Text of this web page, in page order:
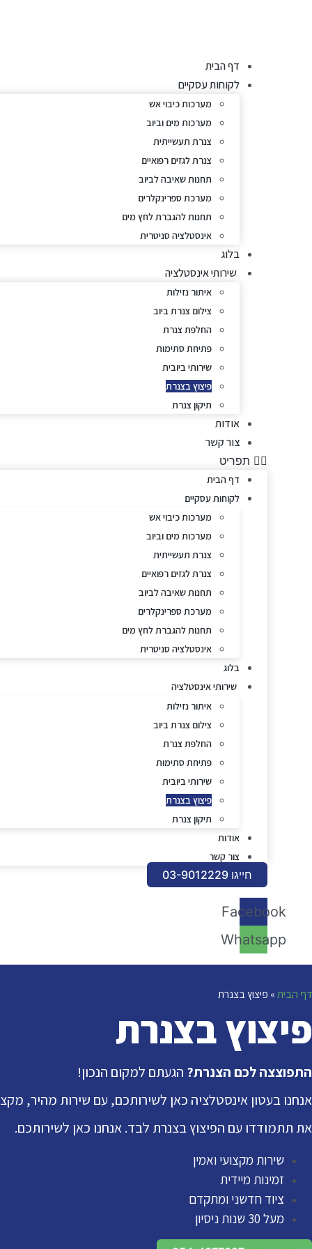
דף הבית
לקוחות עסקיים
מערכות כיבוי אש
מערכות מים וביוב
צנרת תעשייתית
צנרת לגזים רפואיים
תחנות שאיבה לביוב
מערכת ספרינקלרים
תחנות להגברת לחץ מים
אינסטלציה סניטרית
בלוג
שירותי אינסטלציה
איתור נזילות
צילום צנרת ביוב
החלפת צנרת
פתיחת סתימות
שירותי ביובית
פיצוץ בצנרת
תיקון צנרת
אודות
צור קשר
תפריט
דף הבית
לקוחות עסקיים
מערכות כיבוי אש
מערכות מים וביוב
צנרת תעשייתית
צנרת לגזים רפואיים
תחנות שאיבה לביוב
מערכת ספרינקלרים
תחנות להגברת לחץ מים
אינסטלציה סניטרית
בלוג
שירותי אינסטלציה
איתור נזילות
צילום צנרת ביוב
החלפת צנרת
פתיחת סתימות
שירותי ביובית
פיצוץ בצנרת
תיקון צנרת
אודות
צור קשר
חייגו 03-9012229
Facebook
Whatsapp
דף הבית» פיצוץ בצנרת
פיצוץ בצנרת
התפוצצה לכם הצנרת? הגעתם למקום הנכון!
אנחנו בעטון אינסטלציה כאן לשירותכם, עם שירות מהיר, מקצועי ואמין המלווה במעל 30 שנות ניסיון
את תתמודדו עם הפיצוץ בצנרת לבד. אנחנו כאן לשירותכם.
שירות מקצועי ואמין
זמינות מיידית
ציוד חדשני ומתקדם
מעל 30 שנות ניסיון